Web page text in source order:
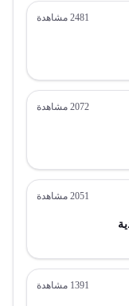
2481 مشاهدة
2072 مشاهدة
2051 مشاهدة
1391 مشاهدة